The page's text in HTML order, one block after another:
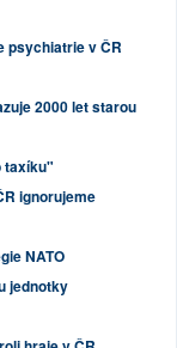
psychiatrie v ČR
2000 let starou
taxíku"
ignorujeme
NATO
jednotky